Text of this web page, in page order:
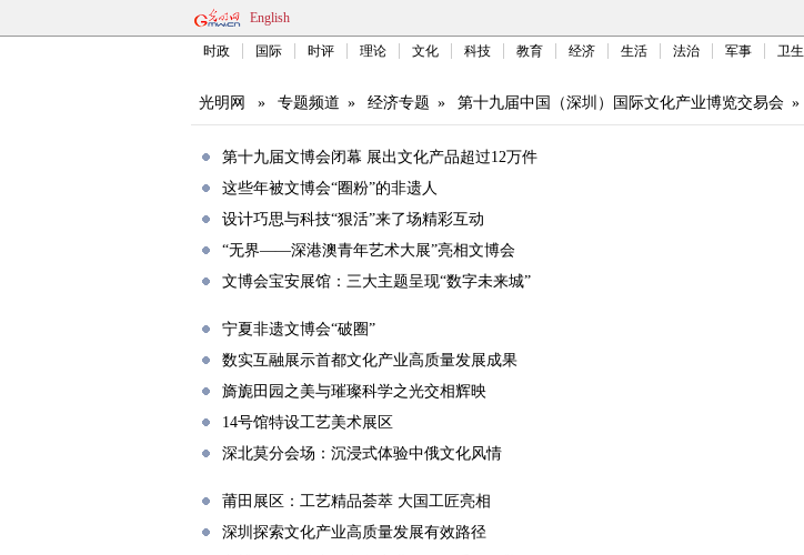
English
时政 国际 时评 理论 文化 科技 教育 经济 生活 法治 军事 卫生
光明网 » 专题频道 » 经济专题 » 第十九届中国（深圳）国际文化产业博览交易会 »
第十九届文博会闭幕 展出文化产品超过12万件
这些年被文博会“圈粉”的非遗人
设计巧思与科技“狠活”来了场精彩互动
“无界——深港澳青年艺术大展”亮相文博会
文博会宝安展馆：三大主题呈现“数字未来城”
宁夏非遗文博会“破圈”
数实互融展示首都文化产业高质量发展成果
旖旎田园之美与璀璨科学之光交相辉映
14号馆特设工艺美术展区
深北莫分会场：沉浸式体验中俄文化风情
莆田展区：工艺精品荟萃 大国工匠亮相
深圳探索文化产业高质量发展有效路径